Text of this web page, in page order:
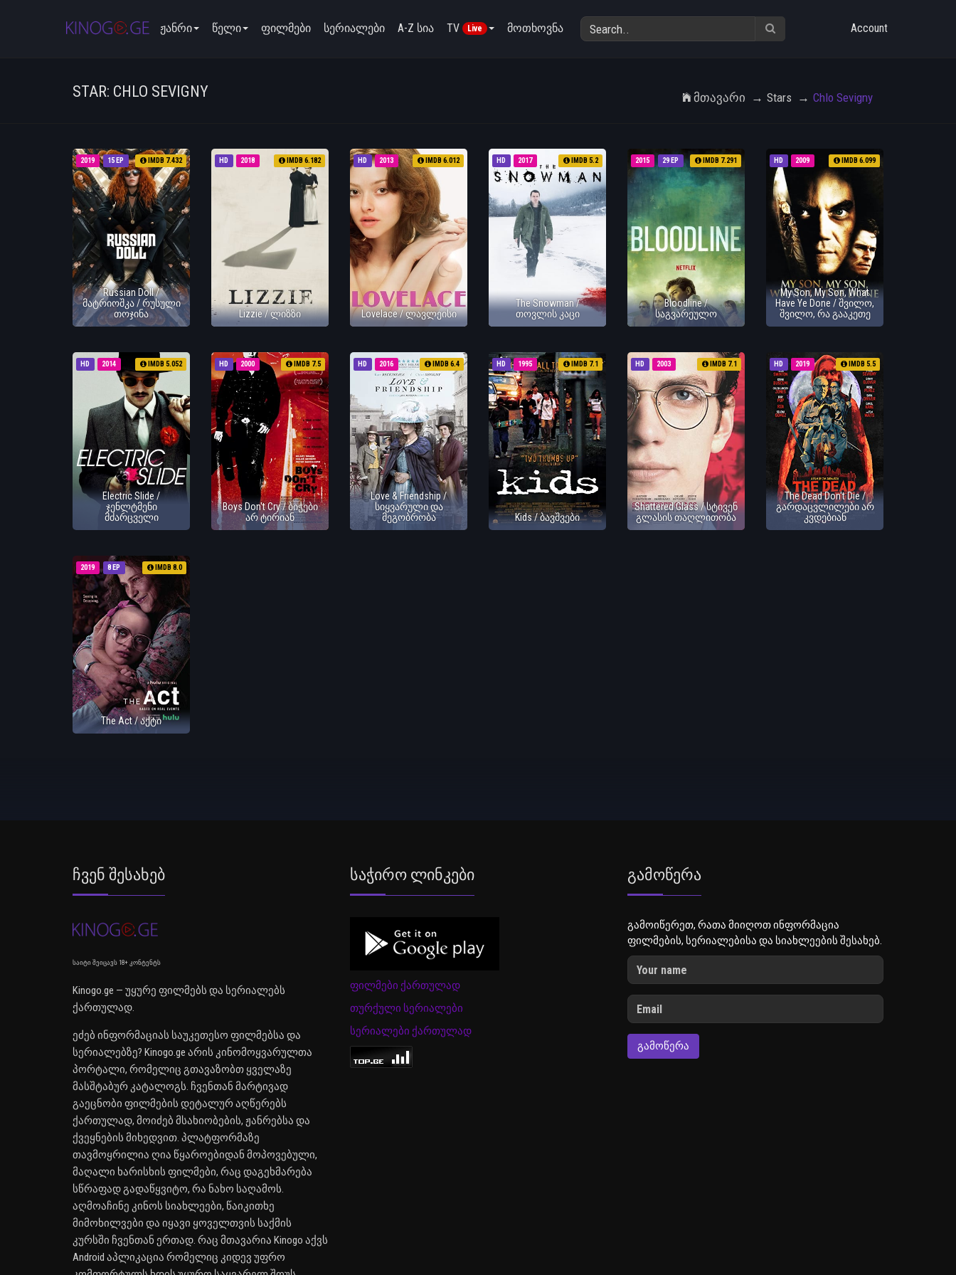
ჟანრი წელი ფილმები სერიალები A-Z სია TV Live მოთხოვნა Account
STAR: CHLO SEVIGNY Მთავარი Stars Chlo Sevigny
15 EP
2019 IMDB 7.432
Russian Doll /
მატრიოშკა / რუსული
თოჯინა
HD 2018 IMDB 6.182
Lizzie / ლიზზი
HD 2013 IMDB 6.012
Lovelace / ლავლეისი
HD 2017 IMDB 5.2
The Snowman /
თოვლის კაცი
29 EP
2015 IMDB 7.291
Bloodline /
საგვარეულო
HD 2009 IMDB 6.099
My Son, My Son, What
Have Ye Done / შვილო,
შვილო, რა გააკეთე
HD 2014 IMDB 5.052
Electric Slide /
ჯენლტმენი
მძარცველი
HD 2000 IMDB 7.5
Boys Don't Cry / ბიჭები
არ ტირიან
HD 2016 IMDB 6.4
Love & Friendship /
სიყვარული და
მეგობრობა
HD 1995 IMDB 7.1
Kids / ბავშვები
HD 2003 IMDB 7.1
Shattered Glass / სტივენ
გლასის თაღლითობა
HD 2019 IMDB 5.5
The Dead Don't Die /
გარდაცვლილები არ
კვდებიან
8 EP
2019 IMDB 8.0
The Act / აქტი
Ჩვენ Შესახებ
საიტი შეიცავს 18+ კონტენტს
Kinogo.ge — უყურე ფილმებს და სერიალებს
ქართულად.
ეძებ ინფორმაციას საუკეთესო ფილმებსა და
სერიალებზე? Kinogo.ge არის კინომოყვარულთა
პორტალი, რომელიც გთავაზობთ ყველაზე
მასშტაბურ კატალოგს. ჩვენთან მარტივად
გაეცნობი ფილმების დეტალურ აღწერებს
ქართულად, მოიძებ მსახიობების, ჟანრებსა და
ქვეყნების მიხედვით. პლატფორმაზე
თავმოყრილია ღია წყაროებიდან მოპოვებული,
მაღალი ხარისხის ფილმები, რაც დაგეხმარება
სწრაფად გადაწყვიტო, რა ნახო საღამოს.
აღმოაჩინე კინოს სიახლეები, წაიკითხე
მიმოხილვები და იყავი ყოველთვის საქმის
კურსში ჩვენთან ერთად. რაც მთავარია Kinogo აქვს
Android აპლიკაცია რომელიც კიდევ უფრო
Საჭირო Ლინკები
ფილმები ქართულად
თურქული სერიალები
სერიალები ქართულად
Გამოწერა
გამოიწერეთ, რათა მიიღოთ ინფორმაცია
ფილმების, სერიალებისა და სიახლეების შესახებ.
ᲒᲐᲛᲝᲬᲔᲠᲐ